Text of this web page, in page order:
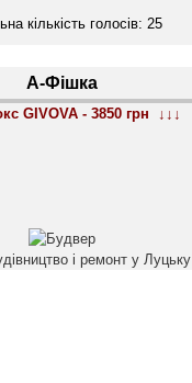
кількість голосів: 25
А-Фішка
GIVOVA - 3850 грн ↓↓↓
і ремонт у Луцьку